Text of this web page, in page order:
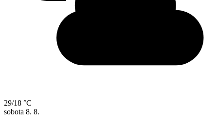
29/18 °C
sobota 8. 8.